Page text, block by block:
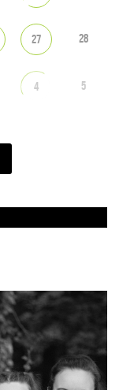
27 28
4 5